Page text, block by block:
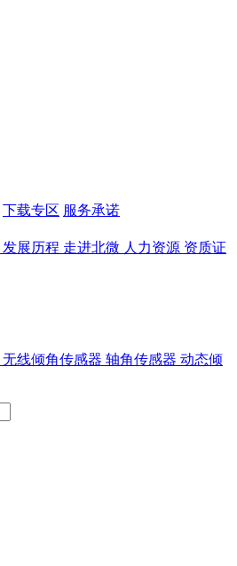
下载专区 服务承诺
发展历程 走进北微 人力资源 资质证
无线倾角传感器 轴角传感器 动态倾